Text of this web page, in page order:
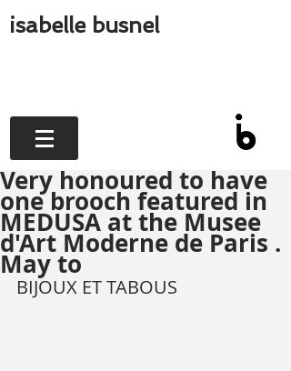
isabelle busnel
Very honoured to have
one brooch featured in
MEDUSA at the Musee
d'Art Moderne de Paris .
May to
BIJOUX ET TABOUS